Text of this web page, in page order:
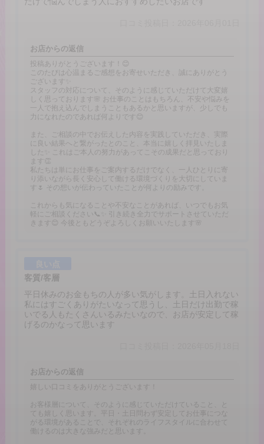
お店からの返信
投稿ありがとうございます！😊
このたびは心温まるご感想をお寄せいただき、誠にありがとう
ございます✨
スタッフの対応について、そのように感じていただけて大変嬉
しく思っております🌸 お仕事のことはもちろん、不安や悩みを
一人で抱え込んでしまうこともあるかと思いますが、少しでも
力になれたのであれば何よりです😊
また、ご相談の中でお伝えした内容を実践していただき、実際
に良い結果へと繋がったとのこと、本当に嬉しく拝見いたしま
した✨ これはご本人の努力があってこその成果だと思っており
ます👏
私たちは単にお仕事をご案内するだけでなく、一人ひとりに寄
り添いながら長く安心して働ける環境づくりを大切にしていま
す🌷 その想いが伝わっていたことが何よりの励みです。
これからも気になることや不安なことがあれば、いつでもお気
軽にご相談ください📞✨ 引き続き全力でサポートさせていただ
きます😊 今後ともどうぞよろしくお願いいたします🌸
客質/客層
平日休みのお金もちの人が多い気がします。土日入れない
私にはすごくありがたいなって思うし、土日だけ出勤で稼
いでる人もたくさんいるみたいなので、お店が安定して稼
げるのかなって思います
お店からの返信
嬉しい口コミをありがとうございます！
お客様層について、そのように感じていただけていること、と
ても嬉しく思います。平日・土日問わず安定してお仕事につな
がる環境があることで、それぞれのライフスタイルに合わせて
働けるのは大きな強みだと思います。